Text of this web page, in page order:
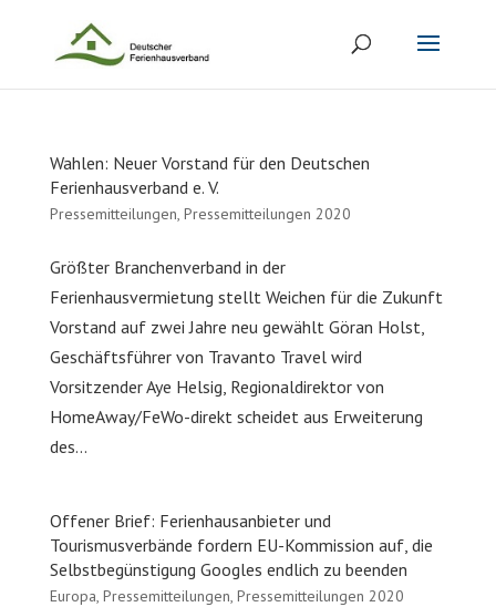
Wahlen: Neuer Vorstand für den Deutschen
Ferienhausverband e. V.
Pressemitteilungen, Pressemitteilungen 2020
Größter Branchenverband in der
Ferienhausvermietung stellt Weichen für die Zukunft
Vorstand auf zwei Jahre neu gewählt Göran Holst,
Geschäftsführer von Travanto Travel wird
Vorsitzender Aye Helsig, Regionaldirektor von
HomeAway/FeWo-direkt scheidet aus Erweiterung
des...
Offener Brief: Ferienhausanbieter und
Tourismusverbände fordern EU-Kommission auf, die
Selbstbegünstigung Googles endlich zu beenden
Europa, Pressemitteilungen, Pressemitteilungen 2020